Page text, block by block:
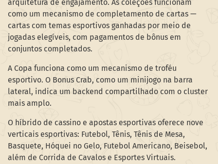
arquitetura de engajamento. As coleções funcionam
como um mecanismo de completamento de cartas —
cartas com temas esportivos ganhadas por meio de
jogadas elegíveis, com pagamentos de bônus em
conjuntos completados.
A Copa funciona como um mecanismo de troféu
esportivo. O Bonus Crab, como um minijogo na barra
lateral, indica um backend compartilhado com o cluster
mais amplo.
O híbrido de cassino e apostas esportivas oferece nove
verticais esportivas: Futebol, Tênis, Tênis de Mesa,
Basquete, Hóquei no Gelo, Futebol Americano, Beisebol,
além de Corrida de Cavalos e Esportes Virtuais.